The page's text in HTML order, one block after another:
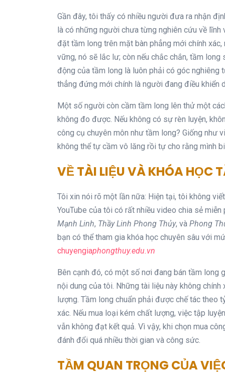
Gần đây, tôi thấy có nhiều người đưa ra nhận
là có những người chưa từng nghiên cứu về
đặt tầm long trên mặt bàn phẳng mới chính
vững, nó sẽ lắc lư; còn nếu chắc chắn, tầm
động của tầm long là luôn phải có góc
thẳng đứng mới chính là người đang điều khiển
Một số người còn cầm tầm long lên thử một
không đo được. Nếu không có sự rèn luyện,
công cụ chuyên môn như tầm long? Giống như
không thể tự cầm vô lăng rồi tự cho rằng mình
VỀ TÀI LIỆU VÀ KHÓA HỌC
Tôi xin nói rõ một lần nữa: Hiện tại, tôi không
YouTube của tôi có rất nhiều video chia sẻ
Mạnh Linh, Thầy Linh Phong Thủy, và Phong
bạn có thể tham gia khóa học chuyên sâu với
chuyengiaphongthuy.edu.vn
Bên cạnh đó, có một số nơi đang bán tầm long
nội dung của tôi. Những tài liệu này không
lượng. Tầm long chuẩn phải được chế tác theo
xác. Nếu mua loại kém chất lượng, việc tập
vẫn không đạt kết quả. Vì vậy, khi chọn mua
đánh đổi quá nhiều thời gian và công sức.
TẦM QUAN TRỌNG CỦA